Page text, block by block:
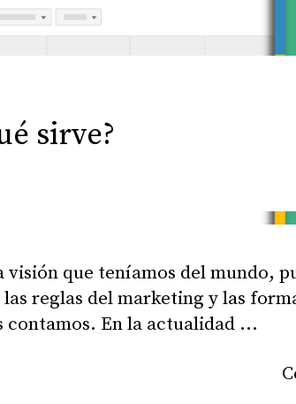
sirve?
que teníamos del mundo,
reglas del marketing y las
contamos. En la actualidad